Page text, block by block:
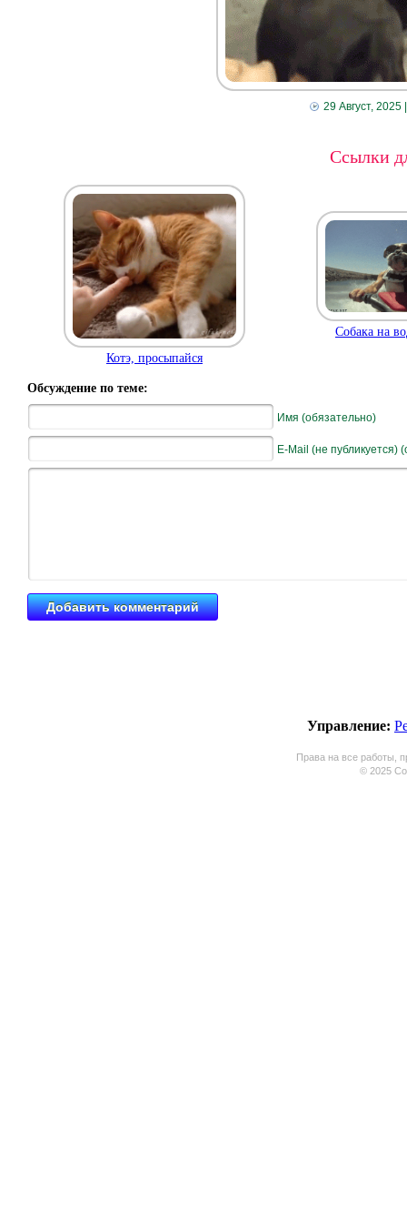
29 Август, 2025
Ссылки
Котэ, просыпайся
Собака на
Обсуждение по теме:
Имя (обязательно)
E-Mail (не публикуется)
Управление:
Права на все работы,
© 2025